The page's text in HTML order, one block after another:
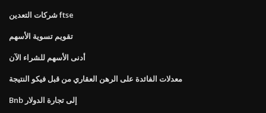
شركات التعدين ftse
تقويم تسوية الأسهم
أدنى الأسهم للشراء الآن
معدلات الفائدة على الرهن العقاري من قبل فيكو النتيجة
Bnb إلى تجارة الدولار